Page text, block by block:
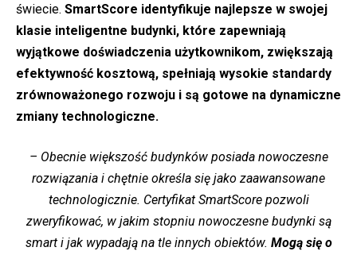
świecie. SmartScore identyfikuje najlepsze w swojej
klasie inteligentne budynki, które zapewniają
wyjątkowe doświadczenia użytkownikom, zwiększają
efektywność kosztową, spełniają wysokie standardy
zrównoważonego rozwoju i są gotowe na dynamiczne
zmiany technologiczne.
– Obecnie większość budynków posiada nowoczesne
rozwiązania i chętnie określa się jako zaawansowane
technologicznie. Certyfikat SmartScore pozwoli
zweryfikować, w jakim stopniu nowoczesne budynki są
smart i jak wypadają na tle innych obiektów. Mogą się o